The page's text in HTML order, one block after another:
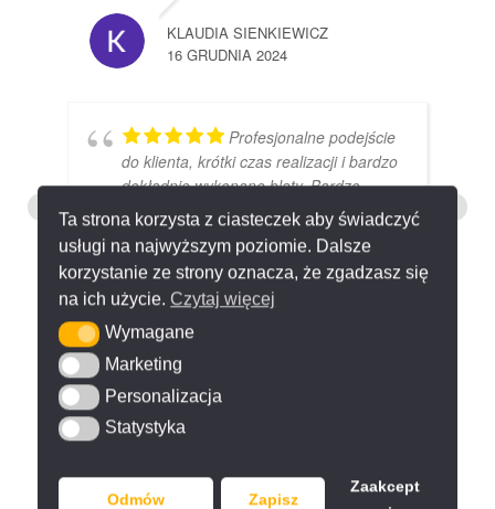
Ta strona korzysta z ciasteczek aby świadczyć
usługi na najwyższym poziomie. Dalsze
korzystanie ze strony oznacza, że zgadzasz się
na ich użycie. Czytaj więcej
WymaganeWymagane
MarketingMarketing
Personalizacja
Personalizacja
StatystykaStatystyka
Odmów Zapisz
Zaakcept
KLAUDIA SIENKIEWICZ
16 GRUDNIA 2024
Profesjonalne podejście
do klienta, krótki czas realizacji i bardzo
dokładnie wykonane blaty. Bardzo
dobry kontakt z Panem Grzegorzem.
Polecam!
2 GRUDNIA 2024
Dobry kontakt, pomiar oraz montaż
przebiegły dość sprawnie. Polecam.